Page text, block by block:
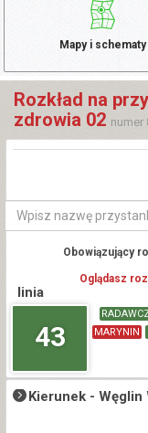
Mapy i schematy
Rozkład na
zdrowia 02 numer
Obowiązujący
Oglądasz
linia
43
MARYNIN
Kierunek - Węglin